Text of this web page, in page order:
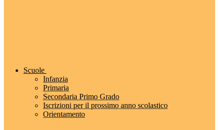
Scuole
Infanzia
Primaria
Secondaria Primo Grado
Iscrizioni per il prossimo anno scolastico
Orientamento